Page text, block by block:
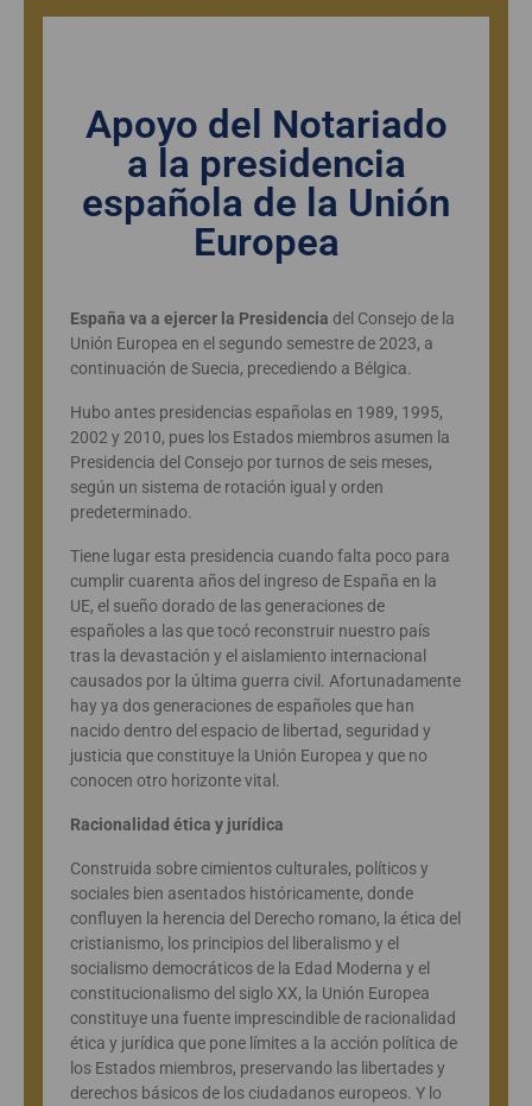
Apoyo del Notariado
a la presidencia
española de la Unión
Europea
España va a ejercer la Presidencia del Consejo de la
Unión Europea en el segundo semestre de 2023, a
continuación de Suecia, precediendo a Bélgica.
Hubo antes presidencias españolas en 1989, 1995,
2002 y 2010, pues los Estados miembros asumen la
Presidencia del Consejo por turnos de seis meses,
según un sistema de rotación igual y orden
predeterminado.
Tiene lugar esta presidencia cuando falta poco para
cumplir cuarenta años del ingreso de España en la
UE, el sueño dorado de las generaciones de
españoles a las que tocó reconstruir nuestro país
tras la devastación y el aislamiento internacional
causados por la última guerra civil. Afortunadamente
hay ya dos generaciones de españoles que han
nacido dentro del espacio de libertad, seguridad y
justicia que constituye la Unión Europea y que no
conocen otro horizonte vital.
Racionalidad ética y jurídica
Construida sobre cimientos culturales, políticos y
sociales bien asentados históricamente, donde
confluyen la herencia del Derecho romano, la ética del
cristianismo, los principios del liberalismo y el
socialismo democráticos de la Edad Moderna y el
constitucionalismo del siglo XX, la Unión Europea
constituye una fuente imprescindible de racionalidad
ética y jurídica que pone límites a la acción política de
los Estados miembros, preservando las libertades y
derechos básicos de los ciudadanos europeos. Y lo